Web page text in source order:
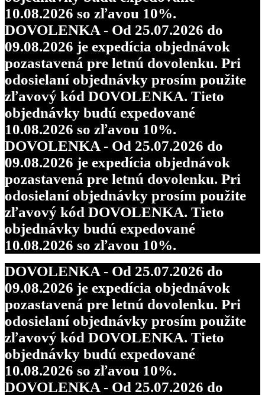
10.08.2026 so zľavou 10%.
DOVOLENKA - Od 25.07.2026 do
09.08.2026 je expedícia objednávok
pozastavená pre letnú dovolenku. Pri
odosielaní objednávky prosím použite
zľavový kód DOVOLENKA. Tieto
objednávky budú expedované
10.08.2026 so zľavou 10%.
DOVOLENKA - Od 25.07.2026 do
09.08.2026 je expedícia objednávok
pozastavená pre letnú dovolenku. Pri
odosielaní objednávky prosím použite
zľavový kód DOVOLENKA. Tieto
objednávky budú expedované
10.08.2026 so zľavou 10%.
DOVOLENKA - Od 25.07.2026 do
09.08.2026 je expedícia objednávok
pozastavená pre letnú dovolenku. Pri
odosielaní objednávky prosím použite
zľavový kód DOVOLENKA. Tieto
objednávky budú expedované
10.08.2026 so zľavou 10%.
DOVOLENKA - Od 25.07.2026 do